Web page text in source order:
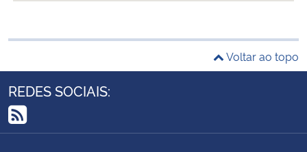
Voltar ao topo
REDES SOCIAIS:
RSS